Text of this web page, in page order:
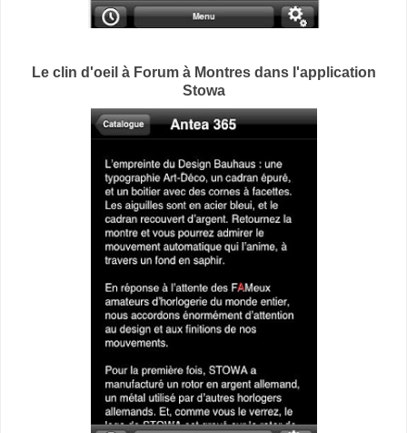
Le clin d'oeil à Forum à Montres dans l'application
Stowa